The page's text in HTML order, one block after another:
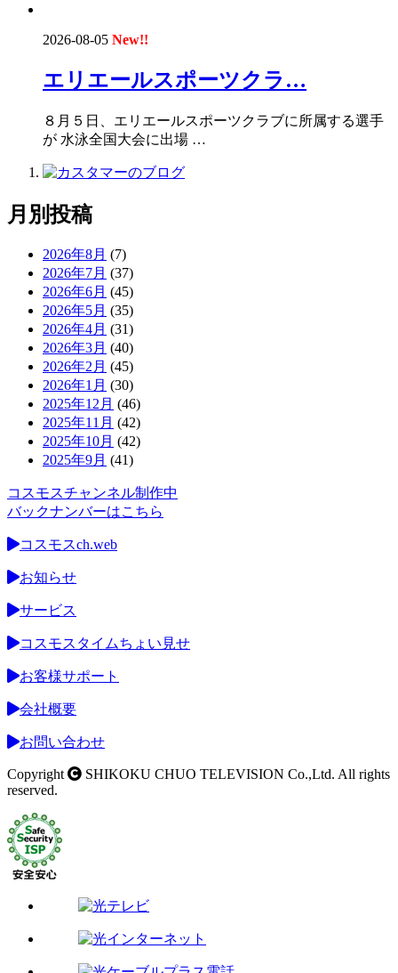
2026-08-05 New!!
エリエールスポーツクラ…
８月５日、エリエールスポーツクラブに所属する選手
が 水泳全国大会に出場 …
月別投稿
2026年8月 (7)
2026年7月 (37)
2026年6月 (45)
2026年5月 (35)
2026年4月 (31)
2026年3月 (40)
2026年2月 (45)
2026年1月 (30)
2025年12月 (46)
2025年11月 (42)
2025年10月 (42)
2025年9月 (41)
コスモスチャンネル制作中
バックナンバーはこちら
コスモスch.web
お知らせ
サービス
コスモスタイムちょい見せ
お客様サポート
会社概要
お問い合わせ
Copyright
SHIKOKU CHUO TELEVISION Co.,Ltd. All rights
reserved.